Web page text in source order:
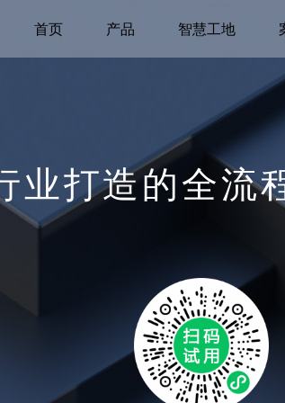
首页 产品 智慧工地
业打造的全流